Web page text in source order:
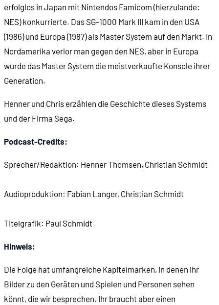
00:09:34 Fusion und Fokus auf Unterhaltungsautomaten
00:11:10 Der erste Sega-Spielautomat: Periscope (1966)
00:12:27
Segas erstes Videospiel: Pong-Tron (1973)
00:15:14 Blockade (1976)
00:16:42 Der erste Hit: Frogger (1981)
00:16:57 Technische Innovationen (Subroc-3D)
00:18:07 Sorge um das Spielhallen-Geschäft
00:24:27 Rosens "Crossroads"-Rede
erfolglos in Japan mit Nintendos Famicom (hierzulande:
NES) konkurrierte. Das SG-1000 Mark III kam in den USA
(1986) und Europa (1987) als Master System auf den Markt. In
Nordamerika verlor man gegen den NES, aber in Europa
wurde das Master System die meistverkaufte Konsole ihrer
Generation.
Henner und Chris erzählen die Geschichte dieses Systems
und der Firma Sega.
Podcast-Credits:
Sprecher/Redaktion: Henner Thomsen, Christian Schmidt
Audioproduktion: Fabian Langer, Christian Schmidt
Titelgrafik: Paul Schmidt
Hinweis:
Die Folge hat umfangreiche Kapitelmarken, in denen ihr
Bilder zu den Geräten und Spielen und Personen sehen
könnt, die wir besprechen. Ihr braucht aber einen